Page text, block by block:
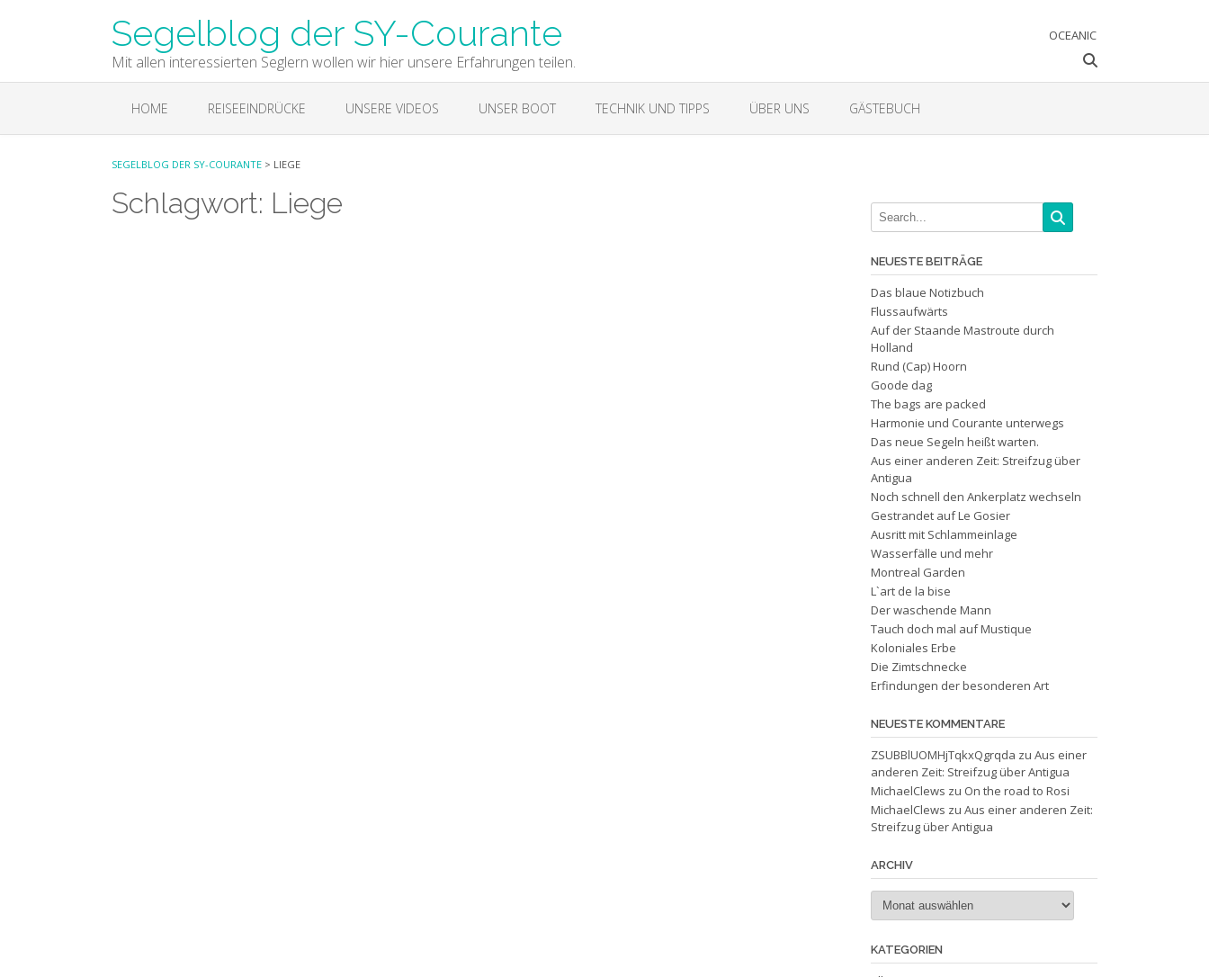
Segelblog der SY-Courante
Mit allen interessierten Seglern wollen wir hier unsere Erfahrungen teilen.
OCEANIC
HOME REISEEINDRÜCKE UNSERE VIDEOS UNSER BOOT TECHNIK UND TIPPS ÜBER UNS GÄSTEBUCH
SEGELBLOG DER SY-COURANTE > LIEGE
Schlagwort: Liege
NEUESTE BEITRÄGE
Das blaue Notizbuch
Flussaufwärts
Auf der Staande Mastroute durch
Holland
Rund (Cap) Hoorn
Goode dag
The bags are packed
Harmonie und Courante unterwegs
Das neue Segeln heißt warten.
Aus einer anderen Zeit: Streifzug über
Antigua
Noch schnell den Ankerplatz wechseln
Gestrandet auf Le Gosier
Ausritt mit Schlammeinlage
Wasserfälle und mehr
Montreal Garden
L`art de la bise
Der waschende Mann
Tauch doch mal auf Mustique
Koloniales Erbe
Die Zimtschnecke
Erfindungen der besonderen Art
NEUESTE KOMMENTARE
ZSUBBlUOMHjTqkxQgrqda zu Aus einer
anderen Zeit: Streifzug über Antigua
MichaelClews zu On the road to Rosi
MichaelClews zu Aus einer anderen Zeit:
Streifzug über Antigua
ARCHIV
Archiv
KATEGORIEN